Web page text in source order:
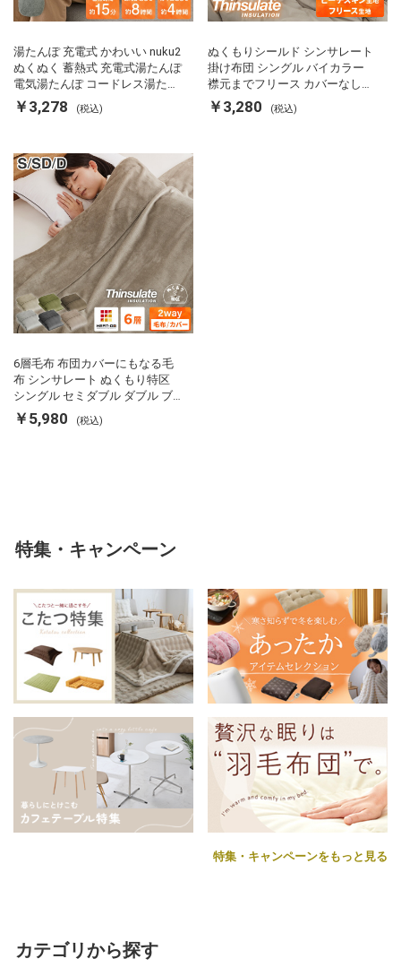
湯たんぽ 充電式 かわいい nuku2
ぬくぬく 蓄熱式 充電式湯たんぽ
電気湯たんぽ コードレス湯たん
ぽ エコ 節電 節約 省エネ 充電式
エコ電気あんか EWT-2143 スリ
￥3,278 (税込)
ぬくもりシールド シンサレート
掛け布団 シングル バイカラー
襟元までフリース カバーなしで
使える 軽い 丸洗い 断熱 保温 抗
菌防臭 洗える 防ダニ 軽量 ホコ
￥3,280 (税込)
6層毛布 布団カバーにもなる毛
布 シンサレート ぬくもり特区
シングル セミダブル ダブル ブ
ランケット 掛け布団カバー フラ
ンネル 保温 蓄熱 吸湿 発熱 断熱
￥5,980 (税込)
特集・キャンペーン
特集・キャンペーンをもっと見る
カテゴリから探す